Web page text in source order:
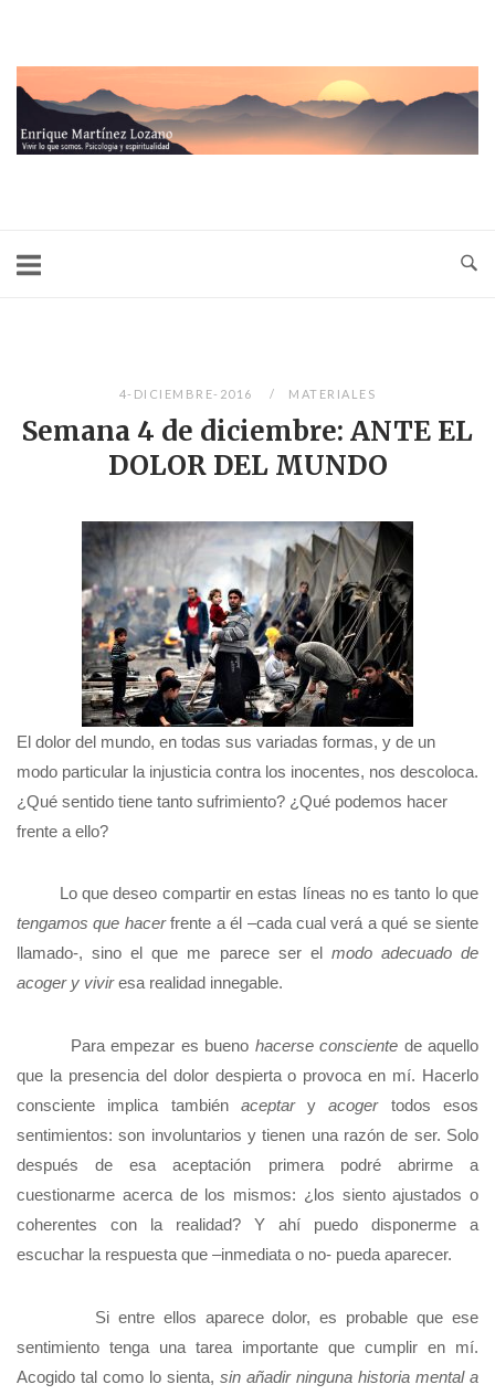
contenido
4-DICIEMBRE-2016 MATERIALES
Semana 4 de diciembre: ANTE EL
DOLOR DEL MUNDO
El dolor del mundo, en todas sus variadas formas, y de un
modo particular la injusticia contra los inocentes, nos descoloca.
¿Qué sentido tiene tanto sufrimiento? ¿Qué podemos hacer
frente a ello?
Lo que deseo compartir en estas líneas no es tanto lo que
tengamos que hacerfrente a él –cada cual verá a qué se siente
llamado-, sino el que me parece ser el modo adecuado de
acoger y viviresa realidad innegable.
Para empezar es bueno hacerse consciente de aquello
que la presencia del dolor despierta o provoca en mí. Hacerlo
consciente implica también aceptaryacogertodos esos
sentimientos: son involuntarios y tienen una razón de ser. Solo
después de esa aceptación primera podré abrirme a
cuestionarme acerca de los mismos: ¿los siento ajustados o
coherentes con la realidad? Y ahí puedo disponerme a
escuchar la respuesta que –inmediata o no- pueda aparecer.
Si entre ellos aparece dolor, es probable que ese
sentimiento tenga una tarea importante que cumplir en mí.
Acogido tal como lo sienta, sin añadir ninguna historia mental a